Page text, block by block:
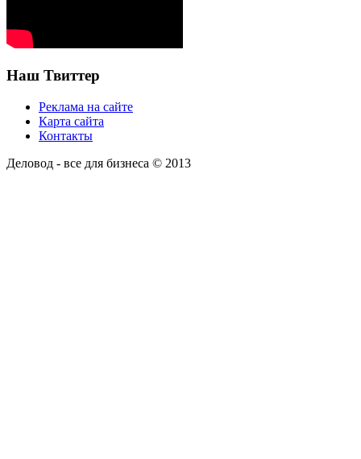
Наш Твиттер
Реклама на сайте
Карта сайта
Контакты
Деловод - все для бизнеса © 2013